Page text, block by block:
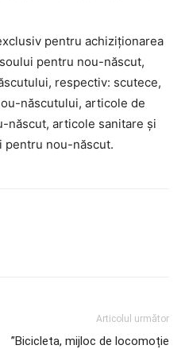
pentru achiziționarea
pentru nou-născut,
respectiv: scutece,
născutului, articole de
născut, articole sanitare şi
pentru nou-născut.
Articolul următor
”Bicicleta, mijloc de locomoție